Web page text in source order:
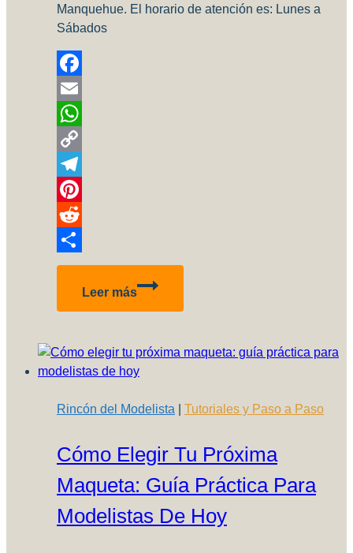
Manquehue. El horario de atención es: Lunes a
Sábados
Facebook
Email
WhatsApp
Copy
Link
Telegram
Pinterest
Reddit
Compartir
Leer más
Visitando
en
Santiago.
Rincón del Modelista Tutoriales y Paso a Paso
Cómo Elegir Tu Próxima
Maqueta: Guía Práctica Para
Modelistas De Hoy